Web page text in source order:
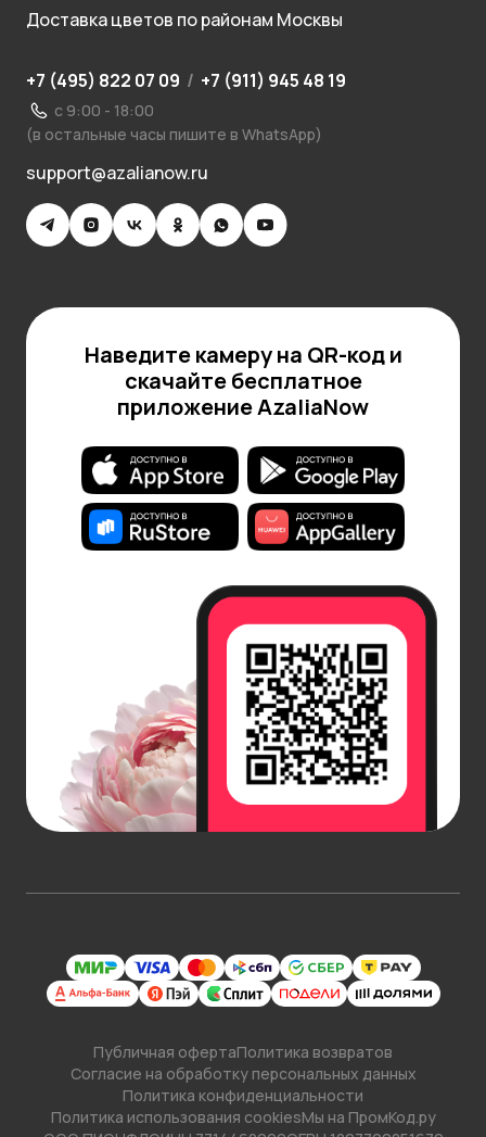
Доставка цветов по районам Москвы
+7 (495) 822 07 09 / +7 (911) 945 48 19
с 9:00 - 18:00
(в остальные часы пишите в WhatsApp)
support@azalianow.ru
Наведите камеру на QR-код и
скачайте бесплатное
приложение AzaliaNow
Публичная офертаПолитика возвратов
Согласие на обработку персональных данных
Политика конфиденциальности
Политика использования cookiesМы на ПромКод.ру